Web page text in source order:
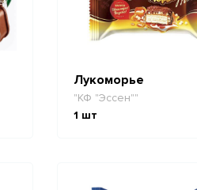
Лукоморье
"КФ "Эссен""
1 шт